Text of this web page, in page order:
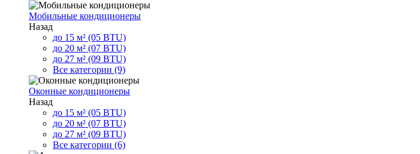
Мобильные кондиционеры
Назад
до 15 м² (05 BTU)
до 20 м² (07 BTU)
до 27 м² (09 BTU)
Все категории (9)
Оконные кондиционеры
Назад
до 15 м² (05 BTU)
до 20 м² (07 BTU)
до 27 м² (09 BTU)
Все категории (6)